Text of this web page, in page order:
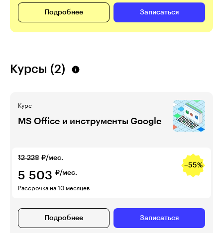
Подробнее Записаться
Курсы (2)
Курс
MS Office и инструменты Google
12 228 ₽/мес.
−55%
5 503 ₽/мес.
Рассрочка на 10 месяцев
Подробнее Записаться